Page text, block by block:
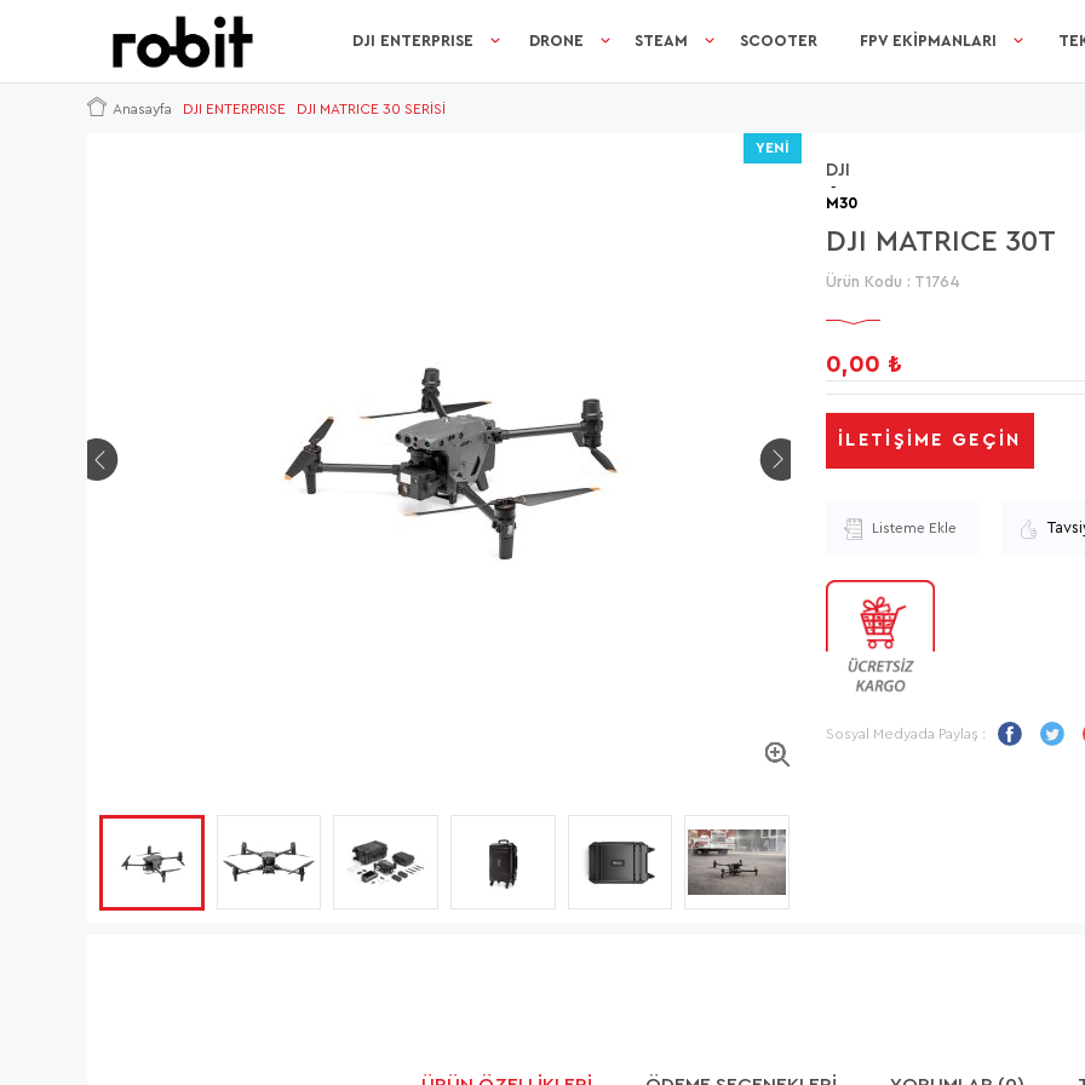
DJI ENTERPRISE DRONE STEAM SCOOTER FPV EKIPMANLARI
Anasayfa DJI ENTERPRISE DJI MATRICE 30 SERİSİ
YENI
DJI
-
M30
DJI MATRICE 30T
Ürün Kodu : T1764
0,00 ₺
İLETIŞIME GEÇIN
Listeme Ekle
Sosyal Medyada Paylaş :